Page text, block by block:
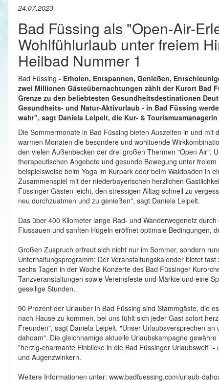
24.07.2023
Bad Füssing als "Open-Air-
Wohlfühlurlaub unter freiem
Heilbad Nummer 1
Bad Füssing - Erholen, Entspannen, Genießen,
zwei Millionen Gästeübernachtungen zählt der Kurort Bad
Grenze zu den beliebtesten Gesundheitsdestinationen
Gesundheits- und Natur-Aktivurlaub - in Bad Füssing
wahr", sagt Daniela Leipelt, die Kur- &
Die Sommermonate in Bad Füssing bieten Auszeiten in und
warmen Monaten die besondere und wohltuende
den vielen Außenbecken der drei großen Thermen "Open Air".
therapeutischen Angebote und gesunde Bewegung unter
beispielsweise beim Yoga im Kurpark oder beim Waldbaden in
Zusammenspiel mit der niederbayerischen herzlichen
Füssinger Gästen leicht, den stressigen Alltag schnell zu
neu durchzuatmen und zu genießen", sagt Daniela Leipelt.
Das über 400 Kilometer lange Rad- und Wanderwegenetz
Flussauen und sanften Hügeln eröffnet optimale Bedingungen,
Großen Zuspruch erfreut sich nicht nur im Sommer, sondern
Unterhaltungsprogramm: Der Veranstaltungskalender bietet
sechs Tagen in der Woche Konzerte des Bad Füssinger
Tanzveranstaltungen sowie Vereinsfeste und Märkte und eine
gesellige Stunden.
90 Prozent der Urlauber in Bad Füssing sind Stammgäste, die
nach Hause zu kommen, bei uns fühlt sich jeder Gast sofort
Freunden", sagt Daniela Leipelt. "Unser Urlaubsversprechen
dahoam". Die gleichnamige aktuelle Urlaubskampagne
"herzig-charmante Einblicke in die Bad Füssinger Urlaubswelt"
und Augenzwinkern.
Weitere Informationen unter: www.badfuessing.com/urlaub-